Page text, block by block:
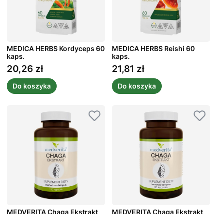
MEDICA HERBS Kordyceps 60
kaps.
Cena
20,26 zł
Do koszyka
MEDICA HERBS Reishi 60
kaps.
Cena
21,81 zł
Do koszyka
MEDVERITA Chaga Ekstrakt
MEDVERITA Chaga Ekstrakt